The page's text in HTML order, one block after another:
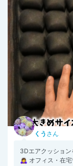
くう さん
3Dエアクッショ
🙇‍♀ オフィス・在